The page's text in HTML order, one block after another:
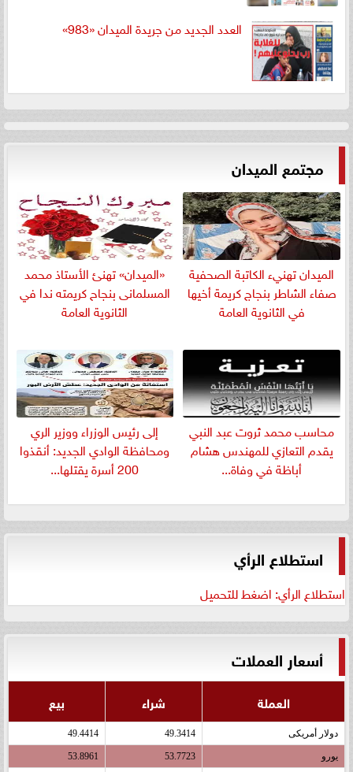
العدد الجديد من جريدة الميدان «983»
مجتمع الميدان
الميدان تهنيء الكاتبة الصحفية
صفاء الشاطر بنجاج كريمة أخيها
في الثانوية العامة
«الميدان» تهنئ الأستاذ محمد
المسلمانى بنجاح كريمته ندا في
الثانوية العامة
​محاسب محمد ثروت عبد النبي
يقدم التعازي للمهندس هشام
أباظة في وفاة...
إلى رئيس الوزراء ووزير الري
ومحافظة الوادي الجديد: أنقذوا
200 أسرة يقتلها...
استطلاع الرأي
استطلاع الرأي: اضغط للتحميل
أسعار العملات
العملة شراء بيع
دولار أمريكى 49.3414
49.4414
يورو 53.7723
53.8961